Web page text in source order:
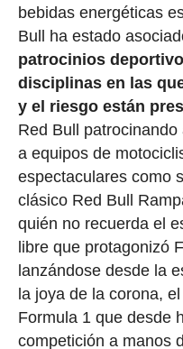
bebidas energéticas
Bull ha estado
patrocinios
disciplinas en las
y el riesgo están
Red Bull
a equipos de
espectaculares como
clásico Red Bull
quién no recuerda el
libre que protagonizó
lanzándose desde la
la joya de la corona,
Formula 1 que desde
competición a manos